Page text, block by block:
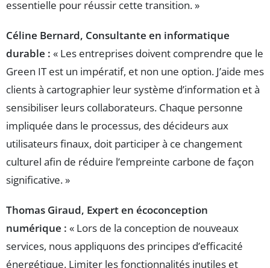
essentielle pour réussir cette transition. »
Céline Bernard, Consultante en informatique
durable : « Les entreprises doivent comprendre que le
Green IT est un impératif, et non une option. J’aide mes
clients à cartographier leur système d’information et à
sensibiliser leurs collaborateurs. Chaque personne
impliquée dans le processus, des décideurs aux
utilisateurs finaux, doit participer à ce changement
culturel afin de réduire l’empreinte carbone de façon
significative. »
Thomas Giraud, Expert en écoconception
numérique : « Lors de la conception de nouveaux
services, nous appliquons des principes d’efficacité
énergétique. Limiter les fonctionnalités inutiles et